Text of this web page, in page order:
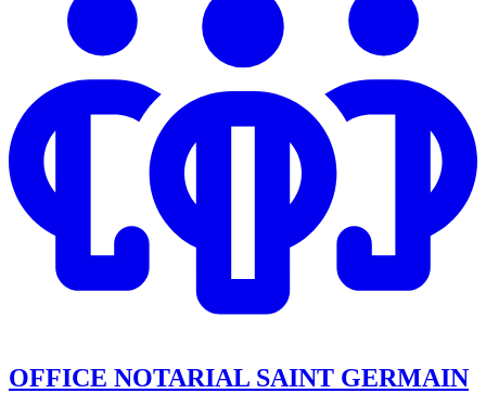
OFFICE NOTARIAL SAINT GERMAIN